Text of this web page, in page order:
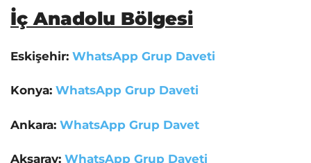
İç Anadolu Bölgesi
Eskişehir: WhatsApp Grup Daveti
Konya: WhatsApp Grup Daveti
Ankara: WhatsApp Grup Davet
Aksaray: WhatsApp Grup Daveti